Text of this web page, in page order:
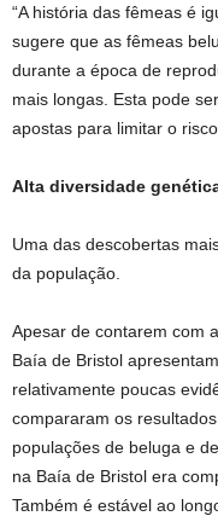
“A história das fêmeas é
sugere que as fêmeas
durante a época de
mais longas. Esta pode
apostas para limitar o
Alta diversidade
Uma das descobertas
da população.
Apesar de contarem com
Baía de Bristol
relativamente poucas
compararam os
populações de beluga e
na Baía de Bristol era
Também é estável ao